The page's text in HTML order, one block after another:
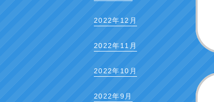
2022年12月
2022年11月
2022年10月
2022年9月